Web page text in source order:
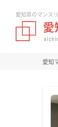
愛知県のマンス
愛知